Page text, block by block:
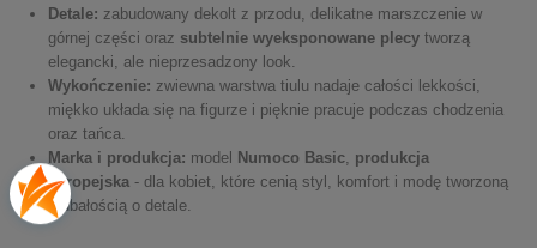
Detale: zabudowany dekolt z przodu, delikatne marszczenie w
górnej części oraz subtelnie wyeksponowane plecytworzą
elegancki, ale nieprzesadzony look.
Wykończenie: zwiewna warstwa tiulu nadaje całości lekkości,
miękko układa się na figurze i pięknie pracuje podczas chodzenia
oraz tańca.
Marka i produkcja: model Numoco Basic, produkcja
europejska- dla kobiet, które cenią styl, komfort i modę tworzoną
z dbałością o detale.